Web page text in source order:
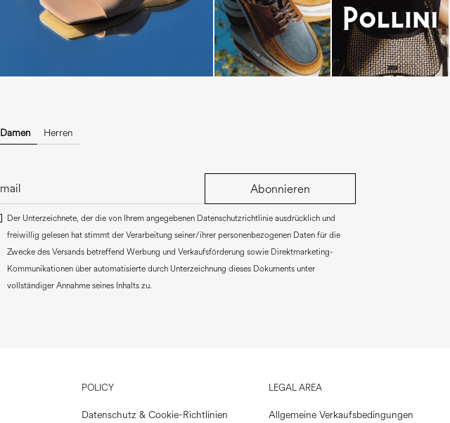
Damen Herren
Abonnieren
Der Unterzeichnete, der die von Ihrem angegebenen Datenschutzrichtlinie ausdrücklich und
freiwillig gelesen hat stimmt der Verarbeitung seiner/ihrer personenbezogenen Daten für die
Zwecke des Versands betreffend Werbung und Verkaufsförderung sowie Direktmarketing-
Kommunikationen über automatisierte durch Unterzeichnung dieses Dokuments unter
vollständiger Annahme seines Inhalts zu.
POLICY
Datenschutz & Cookie-Richtlinien
LEGAL AREA
Allgemeine Verkaufsbedingungen